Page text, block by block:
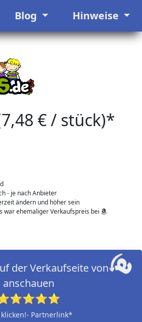
Blog Hinweise
€ / stück)*
- je nach Anbieter
ändern und höher sein
war ehemaliger Verkaufspreis bei
der Verkaufseite von
anschauen
klicken!- Partnerlink*